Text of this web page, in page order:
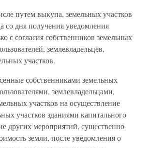
путем выкупа, земельных участков
со дня получения уведомления
с согласия собственников земельных
землевладельцев,
участков.
собственниками земельных
землевладельцами,
участков на осуществление
участков зданиями капитального
других мероприятий, существенно
земли, после уведомления о